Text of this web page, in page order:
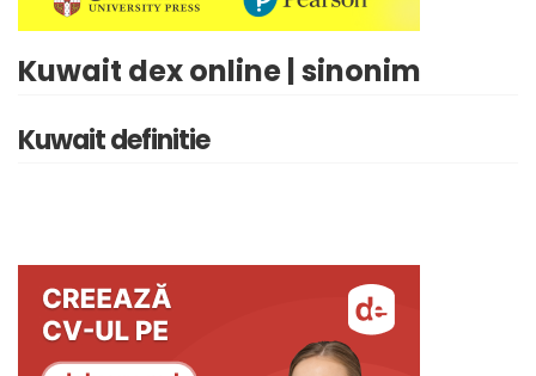
Kuwait dex online | sinonim
Kuwait definitie